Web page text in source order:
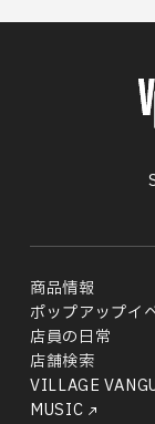
商品情報
ポップアップイ
店員の日常
店舗検索
VILLAGE
MUSIC